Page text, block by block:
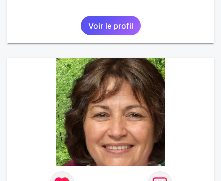
Voir le profil